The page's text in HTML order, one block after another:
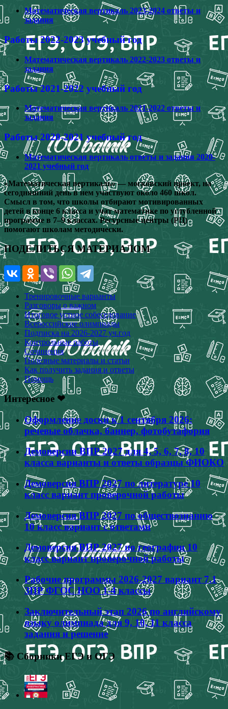
Математическая вертикаль 2023-2024 ответы и
задания
Работы 2022-2023 учебный год
Математическая вертикаль 2022-2023 ответы и
задания
Работы 2021-2022 учебный год
Математическая вертикаль 2021-2022 ответы и
задания
Работы 2020-2021 учебный год
Математическая вертикаль ответы и задания 2020-
2021 учебный год
«Математическая вертикаль» — московский проект, на
сегодняшний день в нем участвуют около 460 школ.
Смысл в том, что школы отбирают мотивированных
детей в конце 6 класса и учат математике по углубленной
программе в 7–9 классах. Ресурсные центры (РЦ)
помогают школам методически.
ПОДЕЛИТЬСЯ МАТЕРИАЛОМ
Тренировочные варианты
Разговоры о важном
Итоговое устное собеседование
Всероссийские олимпиады
Подписка на 2026-2027 уч.год
Контрольные работы
Сочинения
Полезные материалы и статьи
Как получить задания и ответы
Помощь
Интересное ❤
Оформление доски к 1 сентября 2026:
речевые облачка, баннер, фотобутафория
Демоверсии ВПР 2027 для 4, 5, 6, 7, 8, 10
класса варианты и ответы образцы ФИОКО
Демоверсия ВПР 2027 по литературе 10
класс вариант проверочной работы
Демоверсия ВПР 2027 по обществознанию
10 класс вариант с ответами
Демоверсия ВПР 2027 по географии 10
класс вариант проверочной работы
Рабочие программы 2026-2027 вариант 7.1
ЗПР ФГОС НОО 1-4 классы
Заключительный этап 2026 по английскому
языку олимпиада для 9, 10, 11 класса
задания и решение
📚 Сборники ЕГЭ и ОГЭ